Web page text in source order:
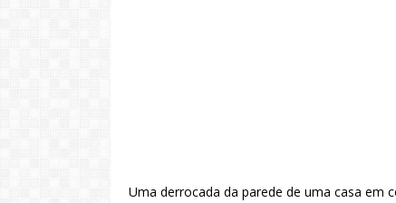
Uma derrocada da parede de uma casa em